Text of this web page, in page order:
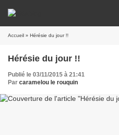
Accueil » Hérésie du jour !!
Hérésie du jour !!
Publié le 03/11/2015 à 21:41
Par caramelou le rouquin